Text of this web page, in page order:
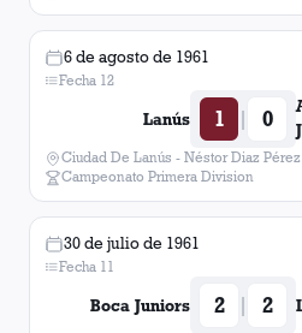
6 de agosto de 1961
Fecha 12
Lanús 1 | 0
Ciudad De Lanús - Néstor Diaz Pérez
Campeonato Primera Division
30 de julio de 1961
Fecha 11
Boca Juniors 2 | 2